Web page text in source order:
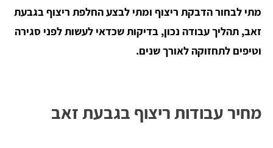
מתי לבחור הדבקת ריצוף ומתי לבצע החלפת ריצוף בגבעת
זאב, תהליך עבודה נכון, בדיקות שכדאי לעשות לפני סגירה
וטיפים לתחזוקה לאורך שנים.
מחיר עבודות ריצוף בגבעת זאב